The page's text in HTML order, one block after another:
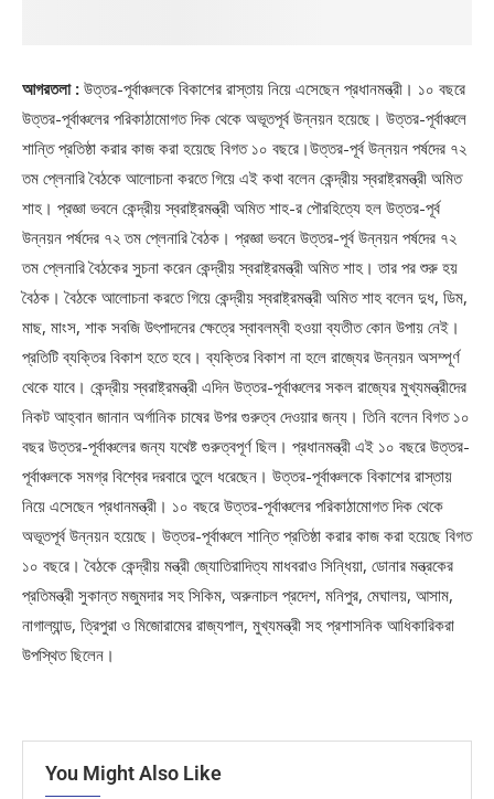
আগরতলা : উত্তর-পূর্বাঞ্চলকে বিকাশের রাস্তায় নিয়ে এসেছেন প্রধানমন্ত্রী। ১০ বছরে
উত্তর-পূর্বাঞ্চলের পরিকাঠামোগত দিক থেকে অভূতপূর্ব উন্নয়ন হয়েছে। উত্তর-পূর্বাঞ্চলে
শান্তি প্রতিষ্ঠা করার কাজ করা হয়েছে বিগত ১০ বছরে।উত্তর-পূর্ব উন্নয়ন পর্ষদের ৭২
তম প্লেনারি বৈঠকে আলোচনা করতে গিয়ে এই কথা বলেন কেন্দ্রীয় স্বরাষ্ট্রমন্ত্রী অমিত
শাহ। প্রজ্ঞা ভবনে কেন্দ্রীয় স্বরাষ্ট্রমন্ত্রী অমিত শাহ-র পৌরহিত্যে হল উত্তর-পূর্ব
উন্নয়ন পর্ষদের ৭২ তম প্লেনারি বৈঠক। প্রজ্ঞা ভবনে উত্তর-পূর্ব উন্নয়ন পর্ষদের ৭২
তম প্লেনারি বৈঠকের সুচনা করেন কেন্দ্রীয় স্বরাষ্ট্রমন্ত্রী অমিত শাহ। তার পর শুরু হয়
বৈঠক। বৈঠকে আলোচনা করতে গিয়ে কেন্দ্রীয় স্বরাষ্ট্রমন্ত্রী অমিত শাহ বলেন দুধ, ডিম,
মাছ, মাংস, শাক সবজি উৎপাদনের ক্ষেত্রে স্বাবলম্বী হওয়া ব্যতীত কোন উপায় নেই।
প্রতিটি ব্যক্তির বিকাশ হতে হবে। ব্যক্তির বিকাশ না হলে রাজ্যের উন্নয়ন অসম্পূর্ণ
থেকে যাবে। কেন্দ্রীয় স্বরাষ্ট্রমন্ত্রী এদিন উত্তর-পূর্বাঞ্চলের সকল রাজ্যের মুখ্যমন্ত্রীদের
নিকট আহ্বান জানান অর্গানিক চাষের উপর গুরুত্ব দেওয়ার জন্য। তিনি বলেন বিগত ১০
বছর উত্তর-পূর্বাঞ্চলের জন্য যথেষ্ট গুরুত্বপূর্ণ ছিল। প্রধানমন্ত্রী এই ১০ বছরে উত্তর-
পূর্বাঞ্চলকে সমগ্র বিশ্বের দরবারে তুলে ধরেছেন। উত্তর-পূর্বাঞ্চলকে বিকাশের রাস্তায়
নিয়ে এসেছেন প্রধানমন্ত্রী। ১০ বছরে উত্তর-পূর্বাঞ্চলের পরিকাঠামোগত দিক থেকে
অভূতপূর্ব উন্নয়ন হয়েছে। উত্তর-পূর্বাঞ্চলে শান্তি প্রতিষ্ঠা করার কাজ করা হয়েছে বিগত
১০ বছরে। বৈঠকে কেন্দ্রীয় মন্ত্রী জ্যোতিরাদিত্য মাধবরাও সিন্ধিয়া, ডোনার মন্ত্রকের
প্রতিমন্ত্রী সুকান্ত মজুমদার সহ সিকিম, অরুনাচল প্রদেশ, মনিপুর, মেঘালয়, আসাম,
নাগাল্যান্ড, ত্রিপুরা ও মিজোরামের রাজ্যপাল, মুখ্যমন্ত্রী সহ প্রশাসনিক আধিকারিকরা
উপস্থিত ছিলেন।
You Might Also Like